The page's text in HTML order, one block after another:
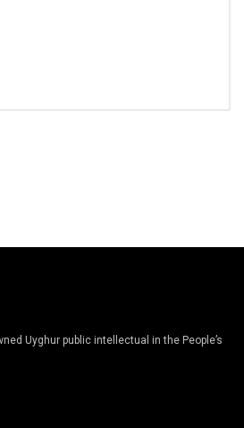
Uyghur public intellectual in the People’s